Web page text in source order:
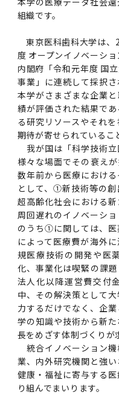
組織です。
東京医科歯科大学は、
度 オープンイノベーシ
内閣府「令和元年度 国
事業」に連続して採択
本学がさまざまな企業
績が評価された結果で
る研究リソースやそれ
期待が寄せられているこ
我が国は「科学技術立
様々な場面でその衰え
数年前から医療におけ
として、①新技術等の
超高齢化社会における
周回遅れのイノベーシ
のうち①に関しては、
によって医療費が海外
規医療技術の開発や医
化、事業化は喫緊の課
法人化以降運営費交付
中、その解決策として
力するだけでなく、企
学の知識や技術から新
長をめざす体制づくりが
統合イノベーション
業、内外研究機関と強
健康・福祉に寄与する
り組んでまいります。